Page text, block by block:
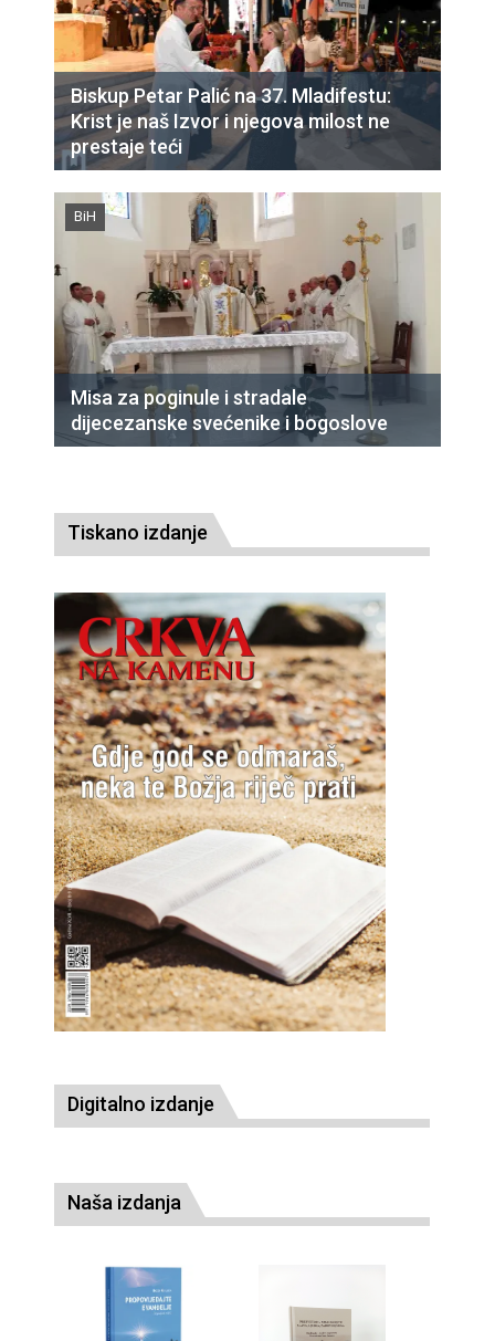
Biskup Petar Palić na 37. Mladifestu:
Krist je naš Izvor i njegova milost ne
prestaje teći
BiH
Misa za poginule i stradale
dijecezanske svećenike i bogoslove
Tiskano izdanje
Digitalno izdanje
Naša izdanja